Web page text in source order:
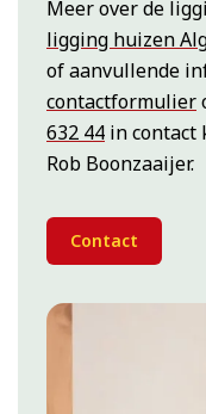
Meer over de
ligging huizen
of aanvullende
contactformulier
632 44 in contact
Rob Boonzaaijer.
Contact